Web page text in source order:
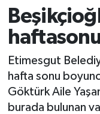
Etimesgut
hafta sonu
Göktürk Aile
burada bulunan
Biyografi
Çevre
Diğer
Dünya
Ankara Trafik
Süper Lig
Tüm
Son Dakika